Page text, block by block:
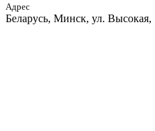
Адрес
Беларусь, Минск, ул.